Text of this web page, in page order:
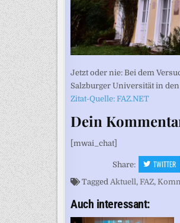
Jetzt oder nie: Bei dem
Salzburger Universität in den
Zitat-Quelle: FAZ.NET
Dein
[mwai_chat]
Share: TWITTER
Tagged Aktuell, FAZ,
Auch interessant: